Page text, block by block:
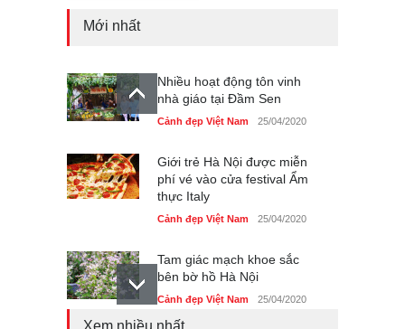
Mới nhất
Nhiều hoạt động tôn vinh
nhà giáo tại Đầm Sen
Cảnh đẹp Việt Nam 25/04/2020
Giới trẻ Hà Nội được miễn
phí vé vào cửa festival Ẩm
thực Italy
Cảnh đẹp Việt Nam 25/04/2020
Tam giác mạch khoe sắc
bên bờ hồ Hà Nội
Cảnh đẹp Việt Nam 25/04/2020